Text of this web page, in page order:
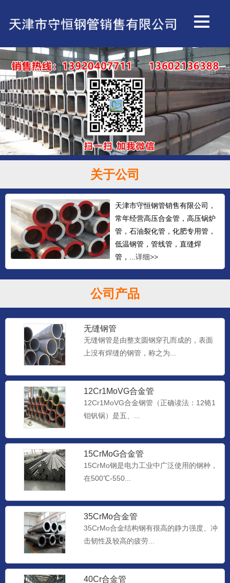
关于公司
天津市守恒钢管销售有限公司，
常年经营高压合金管，高压锅炉
管，石油裂化管，化肥专用管，
低温钢管，管线管，直缝焊
管，...详细>>
公司产品
无缝钢管
无缝钢管是由整支圆钢穿孔而成的，表面
上没有焊缝的钢管，称之为...
12Cr1MoVG合金管
12Cr1MoVG合金钢管（正确读法：12铬1
钼钒锅）是五、...
15CrMoG合金管
15CrMo钢是电力工业中广泛使用的钢种，
在500℃-550...
35CrMo合金管
35CrMo合金结构钢有很高的静力强度、冲
击韧性及较高的疲劳...
40Cr合金管